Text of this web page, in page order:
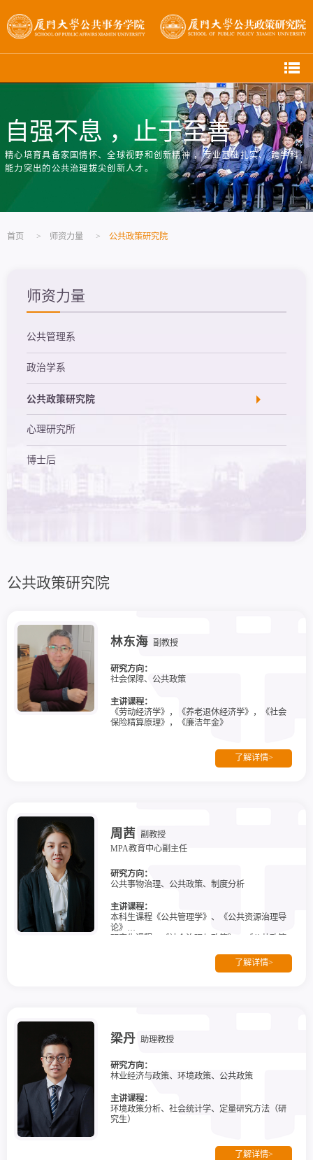
自强不息 ，止于至善
精心培育具备家国情怀、全球视野和创新精神 ，专业基础扎实、 跨学科
能力突出的公共治理拔尖创新人才。
首页 > 师资力量 > 公共政策研究院
师资力量
公共管理系
政治学系
公共政策研究院
心理研究所
博士后
公共政策研究院
林东海 副教授
研究方向：
社会保障、公共政策
主讲课程：
《劳动经济学》，《养老退休经济学》，《社会
保险精算原理》，《廉洁年金》
了解详情>
周茜
副教授
MPA教育中心副主任
研究方向：
公共事物治理、公共政策、制度分析
主讲课程：
本科生课程《公共管理学》、《公共资源治理导
论》
了解详情>
梁丹 助理教授
研究方向：
林业经济与政策、环境政策、公共政策
主讲课程：
环境政策分析、社会统计学、定量研究方法（研
究生）
了解详情>